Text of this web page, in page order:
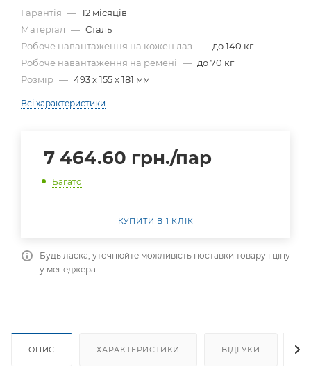
Гарантія — 12 місяців
Матеріал — Сталь
Робоче навантаження на кожен лаз — до 140 кг
Робоче навантаження на ремені — до 70 кг
Розмір — 493 х 155 х 181 мм
Всі характеристики
7 464.60 грн./пар
Багато
КУПИТИ В 1 КЛІК
Будь ласка, уточнюйте можливість поставки товару і ціну
у менеджера
ОПИС ХАРАКТЕРИСТИКИ ВІДГУКИ